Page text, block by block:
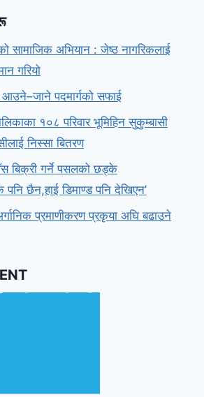
सामाजिक अभियान : जेष्ठ नागरिकलाई
गरियो
आउने–जाने पदमार्गको सफाई
१०८ परिवार भूमिहिन सुकुम्बासी
निस्सा बितरण
बिक्री गर्ने पसलको छड्के
छैन,हाई डिमाण्ड पनि देखिएन’
प्रमाणीकरण प्रकृया अघि बढाउने